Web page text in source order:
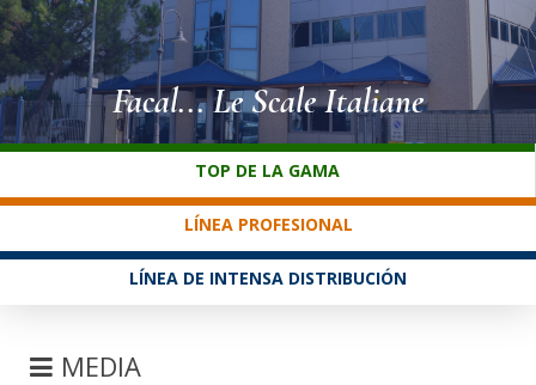
MEDIA
DOWNLOAD
SERVICIO AL CLIENTE
Facal... Le Scale Italiane
TOP DE LA GAMA
LÍNEA PROFESIONAL
LÍNEA DE INTENSA DISTRIBUCIÓN
MEDIA